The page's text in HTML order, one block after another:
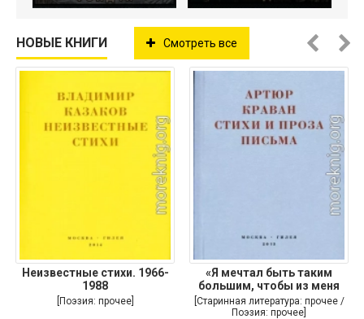
НОВЫЕ КНИГИ Смотреть все
Неизвестные стихи. 1966-
1988
[Поэзия: прочее]
«Я мечтал быть таким
большим, чтобы из меня
[Старинная литература: прочее /
Поэзия: прочее]